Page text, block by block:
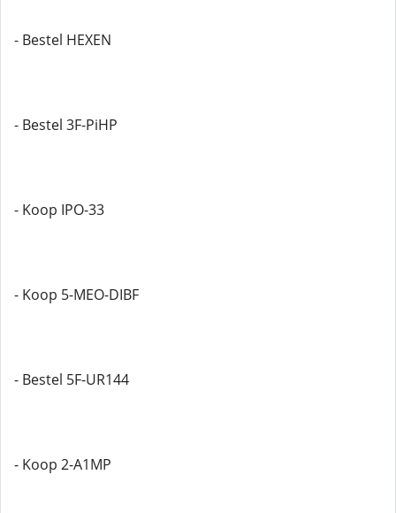
- Bestel HEXEN
- Bestel 3F-PiHP
- Koop IPO-33
- Koop 5-MEO-DIBF
- Bestel 5F-UR144
- Koop 2-A1MP